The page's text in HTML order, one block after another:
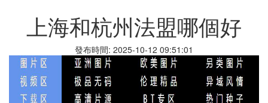
上海和杭州法盟哪個好
發布時間: 2025-10-12 09:51:01